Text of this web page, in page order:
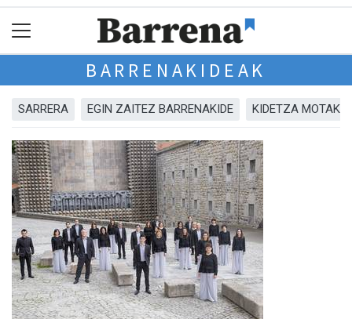
BARRENAKIDEAK
SARRERA EGIN ZAITEZ BARRENAKIDE KIDETZA MOTAK